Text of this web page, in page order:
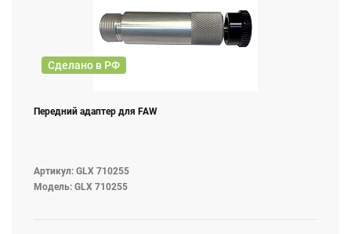
Сделано в РФ
Передний адаптер для FAW
Артикул: GLX 710255
Модель: GLX 710255